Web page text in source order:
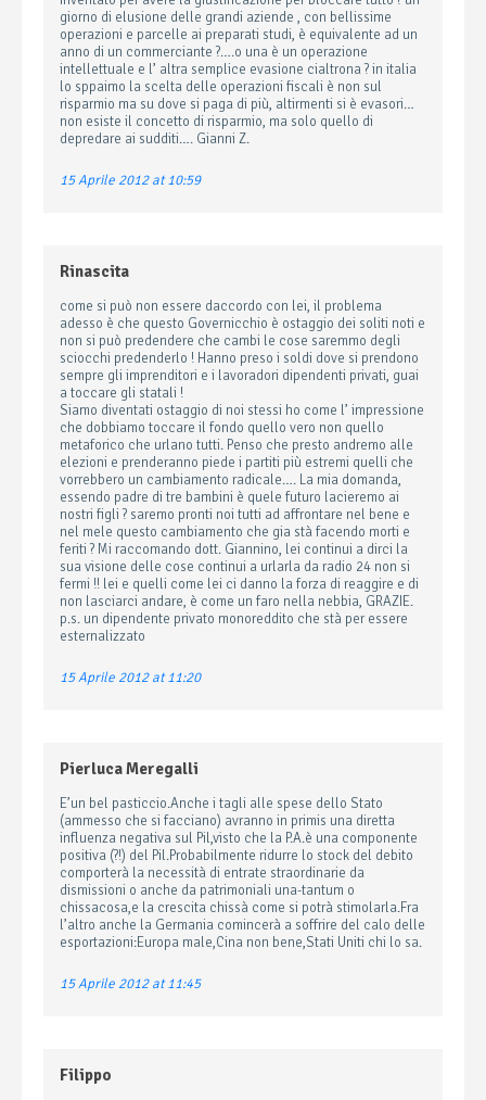
giorno di elusione delle grandi aziende , con bellissime
operazioni e parcelle ai preparati studi, è equivalente ad un
anno di un commerciante ?….o una è un operazione
intellettuale e l’ altra semplice evasione cialtrona ? in italia
lo sppaimo la scelta delle operazioni fiscali è non sul
risparmio ma su dove si paga di più, altirmenti si è evasori…
non esiste il concetto di risparmio, ma solo quello di
depredare ai sudditi…. Gianni Z.
15 Aprile 2012 at 10:59
Rinascita
come si può non essere daccordo con lei, il problema
adesso è che questo Governicchio è ostaggio dei soliti noti e
non si può predendere che cambi le cose saremmo degli
sciocchi predenderlo ! Hanno preso i soldi dove si prendono
sempre gli imprenditori e i lavoradori dipendenti privati, guai
a toccare gli statali !
Siamo diventati ostaggio di noi stessi ho come l’ impressione
che dobbiamo toccare il fondo quello vero non quello
metaforico che urlano tutti. Penso che presto andremo alle
elezioni e prenderanno piede i partiti più estremi quelli che
vorrebbero un cambiamento radicale…. La mia domanda,
essendo padre di tre bambini è quele futuro lacieremo ai
nostri figli ? saremo pronti noi tutti ad affrontare nel bene e
nel mele questo cambiamento che gia stà facendo morti e
feriti ? Mi raccomando dott. Giannino, lei continui a dirci la
sua visione delle cose continui a urlarla da radio 24 non si
fermi !! lei e quelli come lei ci danno la forza di reaggire e di
non lasciarci andare, è come un faro nella nebbia, GRAZIE.
p.s. un dipendente privato monoreddito che stà per essere
esternalizzato
15 Aprile 2012 at 11:20
Pierluca Meregalli
E’un bel pasticcio.Anche i tagli alle spese dello Stato
(ammesso che si facciano) avranno in primis una diretta
influenza negativa sul Pil,visto che la P.A.è una componente
positiva (?!) del Pil.Probabilmente ridurre lo stock del debito
comporterà la necessità di entrate straordinarie da
dismissioni o anche da patrimoniali una-tantum o
chissacosa,e la crescita chissà come si potrà stimolarla.Fra
l’altro anche la Germania comincerà a soffrire del calo delle
esportazioni:Europa male,Cina non bene,Stati Uniti chi lo sa.
15 Aprile 2012 at 11:45
Filippo